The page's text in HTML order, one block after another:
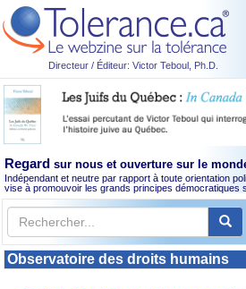
Directeur / Éditeur: Victor Teboul, Ph.D.
Regard sur nous et ouverture sur le
Indépendant et neutre par rapport à toute orientation
vise à promouvoir les grands principes démocratiques
Observatoire des droits humains